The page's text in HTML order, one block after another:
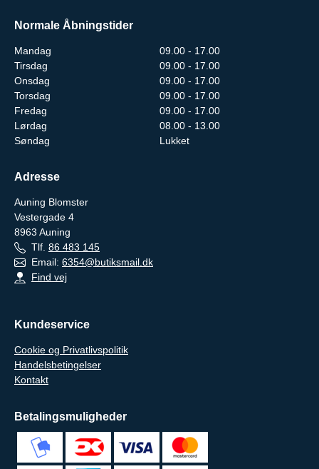
Normale Åbningstider
Mandag
09.00 - 17.00
Tirsdag
09.00 - 17.00
Onsdag
09.00 - 17.00
Torsdag
09.00 - 17.00
Fredag
09.00 - 17.00
Lørdag
08.00 - 13.00
Søndag
Lukket
Adresse
Auning Blomster
Vestergade 4
8963 Auning
Tlf. 86 483 145
Email: 6354@butiksmail.dk
Find vej
Kundeservice
Cookie og Privatlivspolitik
Handelsbetingelser
Kontakt
Betalingsmuligheder